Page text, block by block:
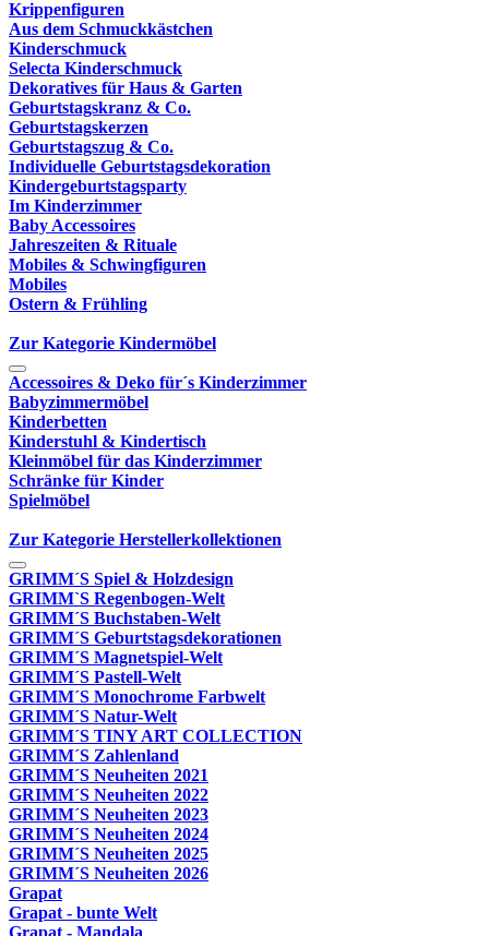
Krippenfiguren
Aus dem Schmuckkästchen
Kinderschmuck
Selecta Kinderschmuck
Dekoratives für Haus & Garten
Geburtstagskranz & Co.
Geburtstagskerzen
Geburtstagszug & Co.
Individuelle Geburtstagsdekoration
Kindergeburtstagsparty
Im Kinderzimmer
Baby Accessoires
Jahreszeiten & Rituale
Mobiles & Schwingfiguren
Mobiles
Ostern & Frühling
Zur Kategorie Kindermöbel
Accessoires & Deko für´s Kinderzimmer
Babyzimmermöbel
Kinderbetten
Kinderstuhl & Kindertisch
Kleinmöbel für das Kinderzimmer
Schränke für Kinder
Spielmöbel
Zur Kategorie Herstellerkollektionen
GRIMM´S Spiel & Holzdesign
GRIMM`S Regenbogen-Welt
GRIMM´S Buchstaben-Welt
GRIMM´S Geburtstagsdekorationen
GRIMM´S Magnetspiel-Welt
GRIMM´S Pastell-Welt
GRIMM´S Monochrome Farbwelt
GRIMM´S Natur-Welt
GRIMM´S TINY ART COLLECTION
GRIMM´S Zahlenland
GRIMM´S Neuheiten 2021
GRIMM´S Neuheiten 2022
GRIMM´S Neuheiten 2023
GRIMM´S Neuheiten 2024
GRIMM´S Neuheiten 2025
GRIMM´S Neuheiten 2026
Grapat
Grapat - bunte Welt
Grapat - Mandala